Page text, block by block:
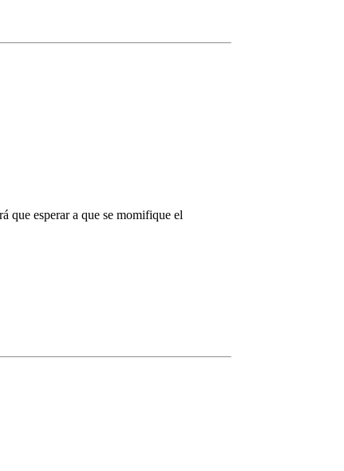
que esperar a que se momifique el